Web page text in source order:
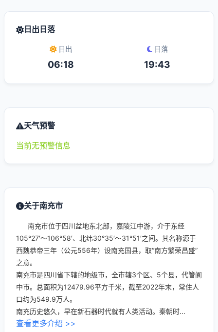
日出日落
日出
06:18
日落
19:43
天气预警
当前无预警信息
关于南充市
南充市位于四川盆地东北部，嘉陵江中游，介于东经
105°27′～106°58′、北纬30°35′～31°51′之间。其名称源于
西魏恭帝三年（公元556年）设南充国县，取“南方繁荣昌盛”
之意。
南充市是四川省下辖的地级市，全市辖3个区、5个县，代管阆
中市。总面积为12479.96平方千米，截至2022年末，常住人
口约为549.9万人。
南充历史悠久，早在新石器时代就有人类活动。秦朝时...
查看更多介绍 >>